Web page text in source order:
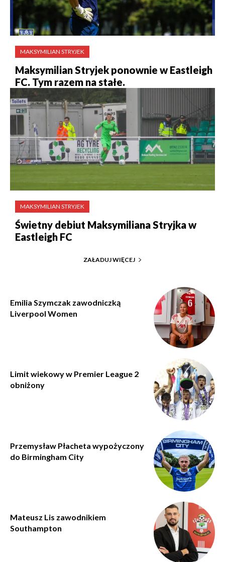
MAKSYMILIAN STRYJEK
Maksymilian Stryjek ponownie w Eastleigh
FC. Tym razem na stałe.
MAKSYMILIAN STRYJEK
Świetny debiut Maksymiliana Stryjka w
Eastleigh FC
ZAŁADUJ WIĘCEJ
Emilia Szymczak zawodniczką
Liverpool Women
Limit wiekowy w Premier League 2
obniżony
Przemysław Płacheta wypożyczony
do Birmingham City
Mateusz Lis zawodnikiem
Southampton